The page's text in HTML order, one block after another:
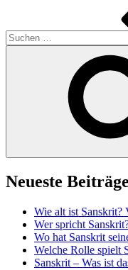
Suchen
nach:
Neueste Beiträge
Wie alt ist Sanskrit?
Wer spricht
Wo hat Sanskrit
Welche Rolle spielt
Sanskrit – Was ist